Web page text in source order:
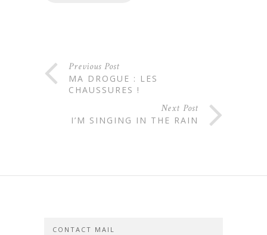
Previous Post
MA DROGUE : LES
CHAUSSURES !
Next Post
I’M SINGING IN THE RAIN
CONTACT MAIL